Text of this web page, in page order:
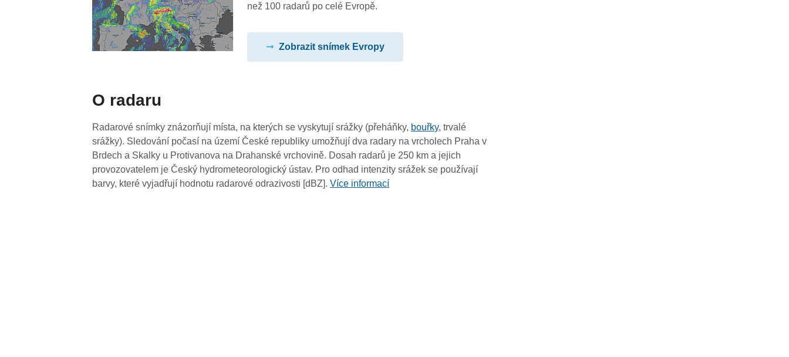
17:45
17:35
17:25
17:15
než 100 radarů po celé Evropě.
Zobrazit snímek Evropy
O radaru
Radarové snímky znázorňují místa, na kterých se vyskytují srážky (přeháňky, bouřky, trvalé
srážky). Sledování počasí na území České republiky umožňují dva radary na vrcholech Praha v
Brdech a Skalky u Protivanova na Drahanské vrchovině. Dosah radarů je 250 km a jejich
provozovatelem je Český hydrometeorologický ústav. Pro odhad intenzity srážek se používají
barvy, které vyjadřují hodnotu radarové odrazivosti [dBZ].Více informací